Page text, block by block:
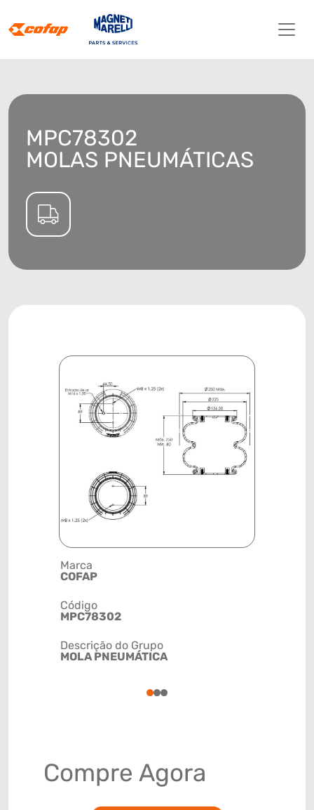
MPC78302
MOLAS PNEUMÁTICAS
Marca
COFAP
Código
MPC78302
Descrição do Grupo
MOLA PNEUMÁTICA
123
Compre Agora